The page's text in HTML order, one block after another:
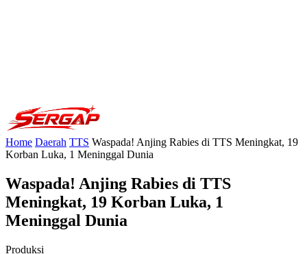
Home Daerah TTS Waspada! Anjing Rabies di TTS Meningkat, 19
Korban Luka, 1 Meninggal Dunia
Waspada! Anjing Rabies di TTS
Meningkat, 19 Korban Luka, 1
Meninggal Dunia
Produksi